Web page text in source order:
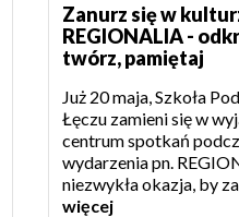
Zanurz się w
REGIONALIA -
twórz, pamiętaj
Już 20 maja, Szkoła
Łęczu zamieni się w
centrum spotkań
wydarzenia pn.
niezwykła okazja, by
więcej